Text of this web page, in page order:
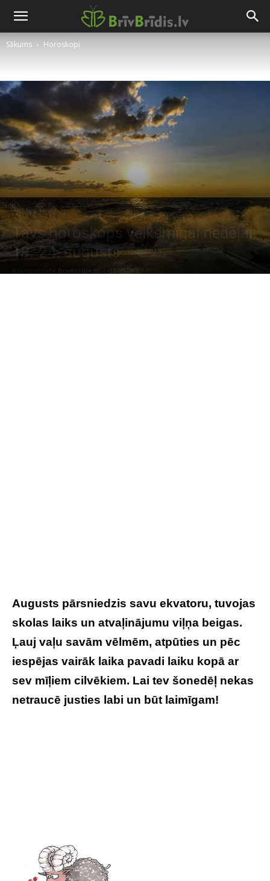
Sākums Horoskopi
Tavs horoskops veiksmīgai nedēļai:
18.-24. augusts
Brivbridis.lv 16/08/2025
Augusts pārsniedzis savu ekvatoru, tuvojas
skolas laiks un atvaļinājumu viļņa beigas.
Ļauj vaļu savām vēlmēm, atpūties un pēc
iespējas vairāk laika pavadi laiku kopā ar
sev mīļiem cilvēkiem. Lai tev šonedēļ nekas
netraucē justies labi un būt laimīgam!